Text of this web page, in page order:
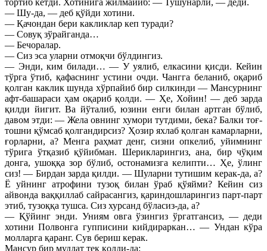
— Шу-да, — деб қўйди хотини.
— Қачондан бери какликлар кеп туради?
— Совуқ зўрайганда…
— Бечоралар.
— Сиз эса уларни отмоқчи бўлдингиз.
— Энди, ким билади… — У уялиб, елкасини қисди. Кейин
тўрга ўтиб, қафаснинг устини очди. Чангга беланиб, оқариб
қолган каклик шунда хўрпайиб бир силкинди — Мансурнинг
афт-башараси ҳам оқариб қолди. — Ҳе, Хойин! — деб зарда
қилди йигит. Ва йўталиб, юзини енги билан артган бўлиб,
давом этди: — Жела овнинг хумори тутдими, бека? Балки тоғ-
тошни қўмсаб қолгандирсиз? Ҳозир яхлаб қолган камарларни,
ғорларни, а? Менга раҳмат денг, сизни опкелиб, уйимнинг
тўрига ўтқазиб қўйибман. Шерикларингиз, ана, бир чўқим
донга, ушоққа зор бўлиб, остонамизга келипти… Ҳе, ўлинг
сиз! — Бирдан зарда қилди. — Шуларни тутишим керак-да, а?
Ё уйнинг атрофини тузоқ билан ўраб қўяйми? Кейин сиз
айвонда ваққиллаб сайрасангиз, қариндошларингиз парт-парт
этиб, тузоққа тушса. Сиз хурсанд бўласиз-да, а?
— Қўйинг энди. Униям овга ўзингиз ўргатгансиз, — деди
хотини Полвонга гупписини кийдираркан… — Ундан кўра
молларга қаранг. Сув бериш керак.
Мансур бир муддат тек қолди-да: